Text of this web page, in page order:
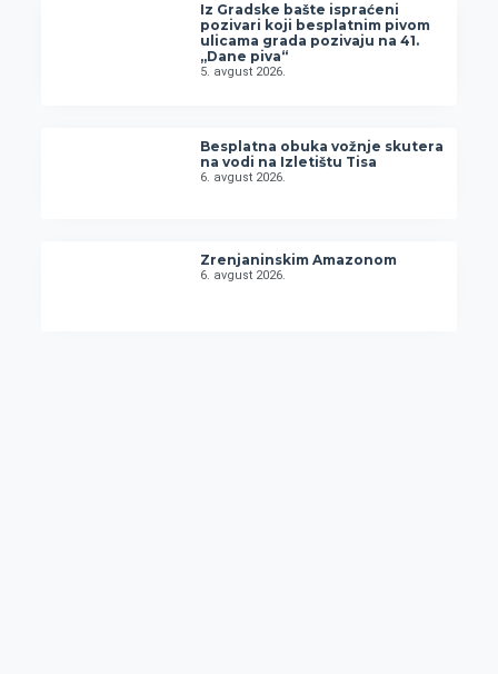
Iz Gradske bašte ispraćeni
pozivari koji besplatnim pivom
ulicama grada pozivaju na 41.
„Dane piva“
5. avgust 2026.
Besplatna obuka vožnje skutera
na vodi na Izletištu Tisa
6. avgust 2026.
Zrenjaninskim Amazonom
6. avgust 2026.